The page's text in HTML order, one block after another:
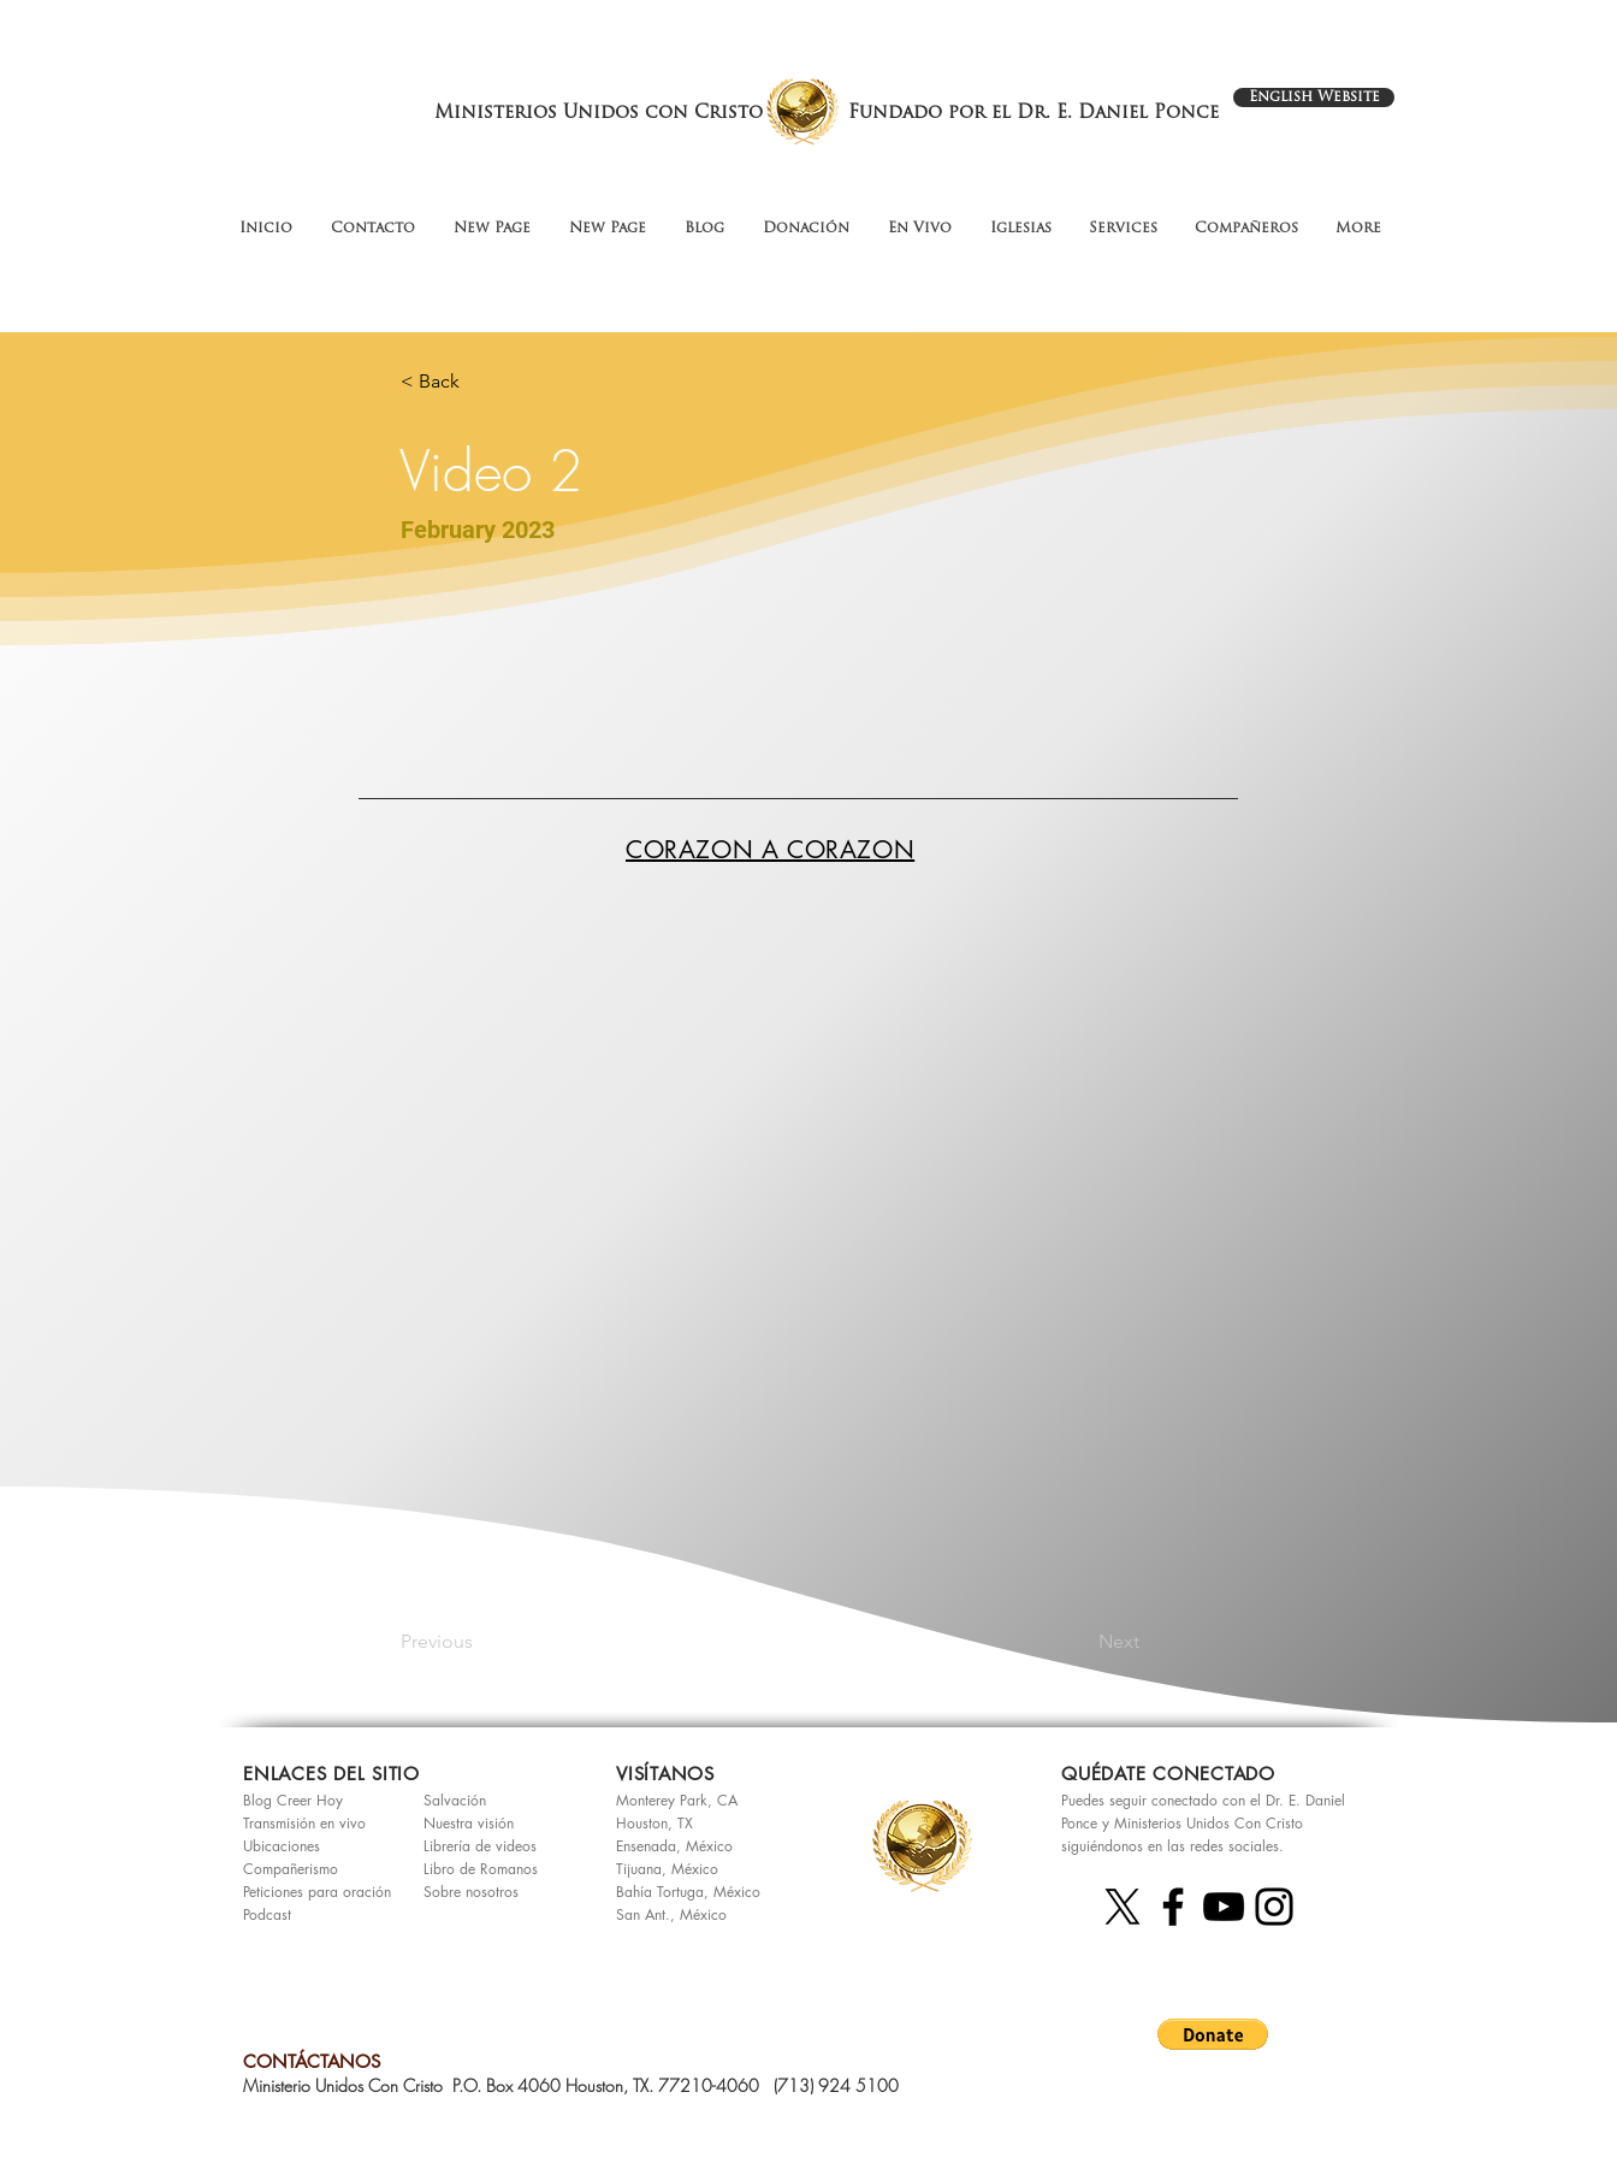
Ministerios Unidos con Cristo Fundado por el Dr. E. Daniel Ponce
English Website
Inicio Contacto New Page New Page Blog Donación En Vivo Iglesias Services Compañeros More
< Back
Video 2
February 2023
Previous Next
CORAZON A CORAZON
ENLACES DEL SITIO
Blog Creer Hoy
Transmisión en vivo
Ubicaciones
Compañerismo
Peticiones para oración
Podcast
Salvación
Nuestra visión
Librería de videos
Libro de Romanos
Sobre nosotros
VISÍTANOS
Monterey Park, CA
Houston, TX
Ensenada, México
Tijuana, México
Bahía Tortuga, México
San Ant., México
QUÉDATE CONECTADO
Puedes seguir conectado con el Dr. E. Daniel
Ponce y Ministerios Unidos Con Cristo
siguiéndonos en las redes sociales.
CONTÁCTANOS
Ministerio Unidos Con Cristo P.O. Box 4060 Houston, TX. 77210-4060 (713) 924 5100